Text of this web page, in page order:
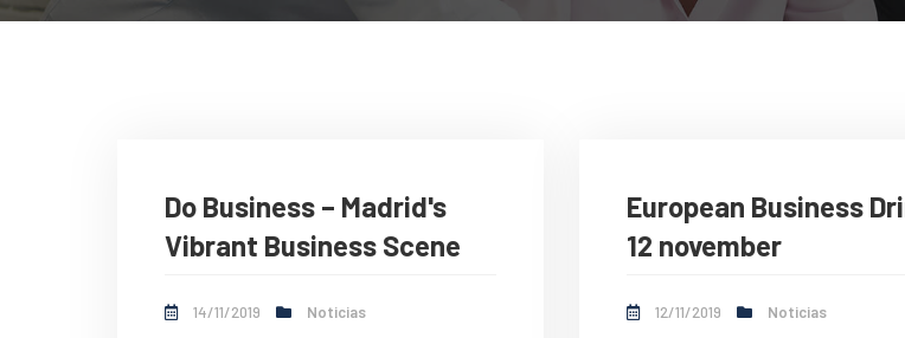
Do Business – Madrid's
Vibrant Business Scene
14/11/2019 Noticias
European Business
12 november
12/11/2019 Noticias